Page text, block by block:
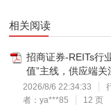
相关阅读
招商证券-REITs行
值”主线，供应端
2026/8/6 22:34:33
者：ya***85
12 页